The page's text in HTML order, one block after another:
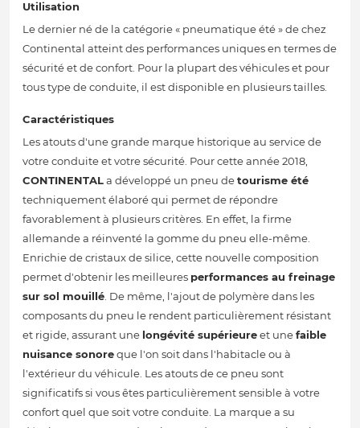
Utilisation
Le dernier né de la catégorie « pneumatique été » de chez
Continental atteint des performances uniques en termes de
sécurité et de confort. Pour la plupart des véhicules et pour
tous type de conduite, il est disponible en plusieurs tailles.
Caractéristiques
Les atouts d'une grande marque historique au service de
votre conduite et votre sécurité. Pour cette année 2018,
CONTINENTALa développé un pneu detourisme été
techniquement élaboré qui permet de répondre
favorablement à plusieurs critères. En effet, la firme
allemande a réinventé la gomme du pneu elle-même.
Enrichie de cristaux de silice, cette nouvelle composition
permet d'obtenir les meilleures performances au freinage
sur sol mouillé. De même, l'ajout de polymère dans les
composants du pneu le rendent particulièrement résistant
et rigide, assurant une longévité supérieureet unefaible
nuisance sonoreque l'on soit dans l'habitacle ou à
l'extérieur du véhicule. Les atouts de ce pneu sont
significatifs si vous êtes particulièrement sensible à votre
confort quel que soit votre conduite. La marque a su